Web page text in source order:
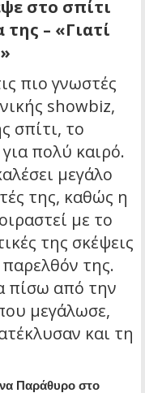
στο σπίτι
– «Γιατί
πιο γνωστές
showbiz,
σπίτι, το
πολύ καιρό.
μεγάλο
της, καθώς η
με το
της σκέψεις
της.
πίσω από την
μεγάλωσε,
και τη
Παράθυρο στο